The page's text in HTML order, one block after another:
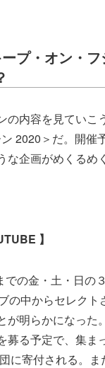
プ・オン・フ
の内容を見ていこ
2020＞だ。開
な企画がめくる
】
の金・土・日の
中からセレクト
明らかになった
る予定で、集ま
に寄付される。